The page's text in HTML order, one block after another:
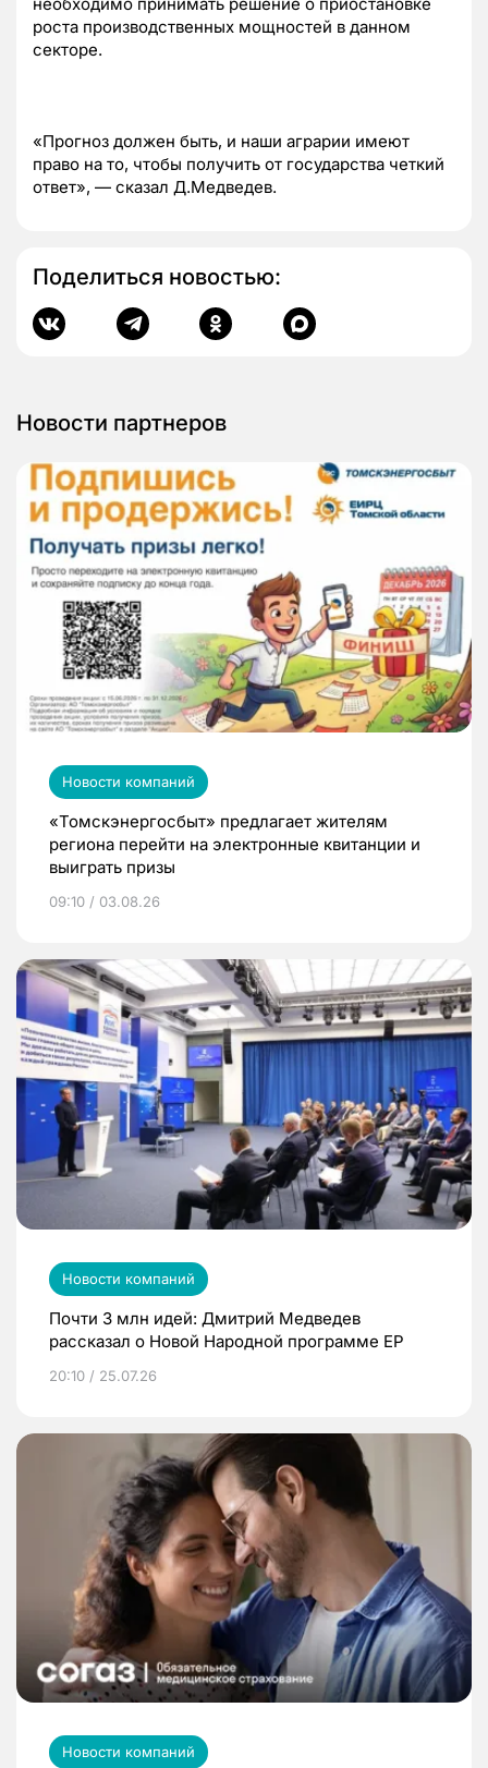
необходимо принимать решение о приостановке
роста производственных мощностей в данном
секторе.
«Прогноз должен быть, и наши аграрии имеют
право на то, чтобы получить от государства четкий
ответ», — сказал Д.Медведев.
Поделиться новостью:
Новости партнеров
Новости компаний
«Томскэнергосбыт» предлагает жителям
региона перейти на электронные квитанции и
выиграть призы
09:10 / 03.08.26
Новости компаний
Почти 3 млн идей: Дмитрий Медведев
рассказал о Новой Народной программе ЕР
20:10 / 25.07.26
Новости компаний